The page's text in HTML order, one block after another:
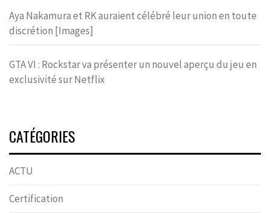
Aya Nakamura et RK auraient célébré leur union en toute
discrétion [Images]
GTA VI : Rockstar va présenter un nouvel aperçu du jeu en
exclusivité sur Netflix
CATÉGORIES
ACTU
Certification